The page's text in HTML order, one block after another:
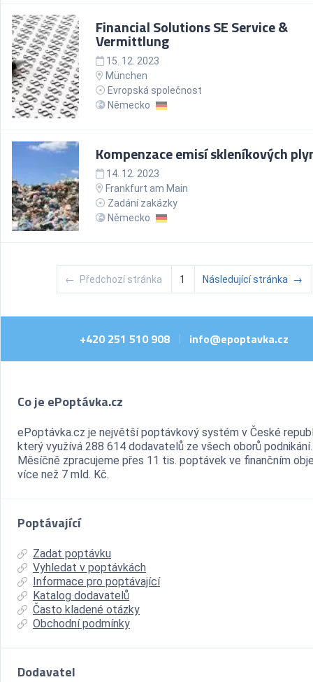
Financial Solutions SE Service &
Vermittlung
15. 12. 2023
München
Evropská společnost
Německo
Kompenzace emisí skleníkových
14. 12. 2023
Frankfurt am Main
Zadání zakázky
Německo
← Předchozí stránka 1 Následující stránka →
+420 251 510 908 | info@epoptavka.cz
Co je ePoptávka.cz
ePoptávka.cz je největší poptávkový systém v České
který využívá 288 614 dodavatelů ze všech oborů podnikání.
Měsíčně zpracujeme přes 11 tis. poptávek ve finančním
více než 7 mld. Kč.
Poptávající
Zadat poptávku
Vyhledat v poptávkách
Informace pro poptávající
Katalog dodavatelů
Často kladené otázky
Obchodní podmínky
Dodavatel